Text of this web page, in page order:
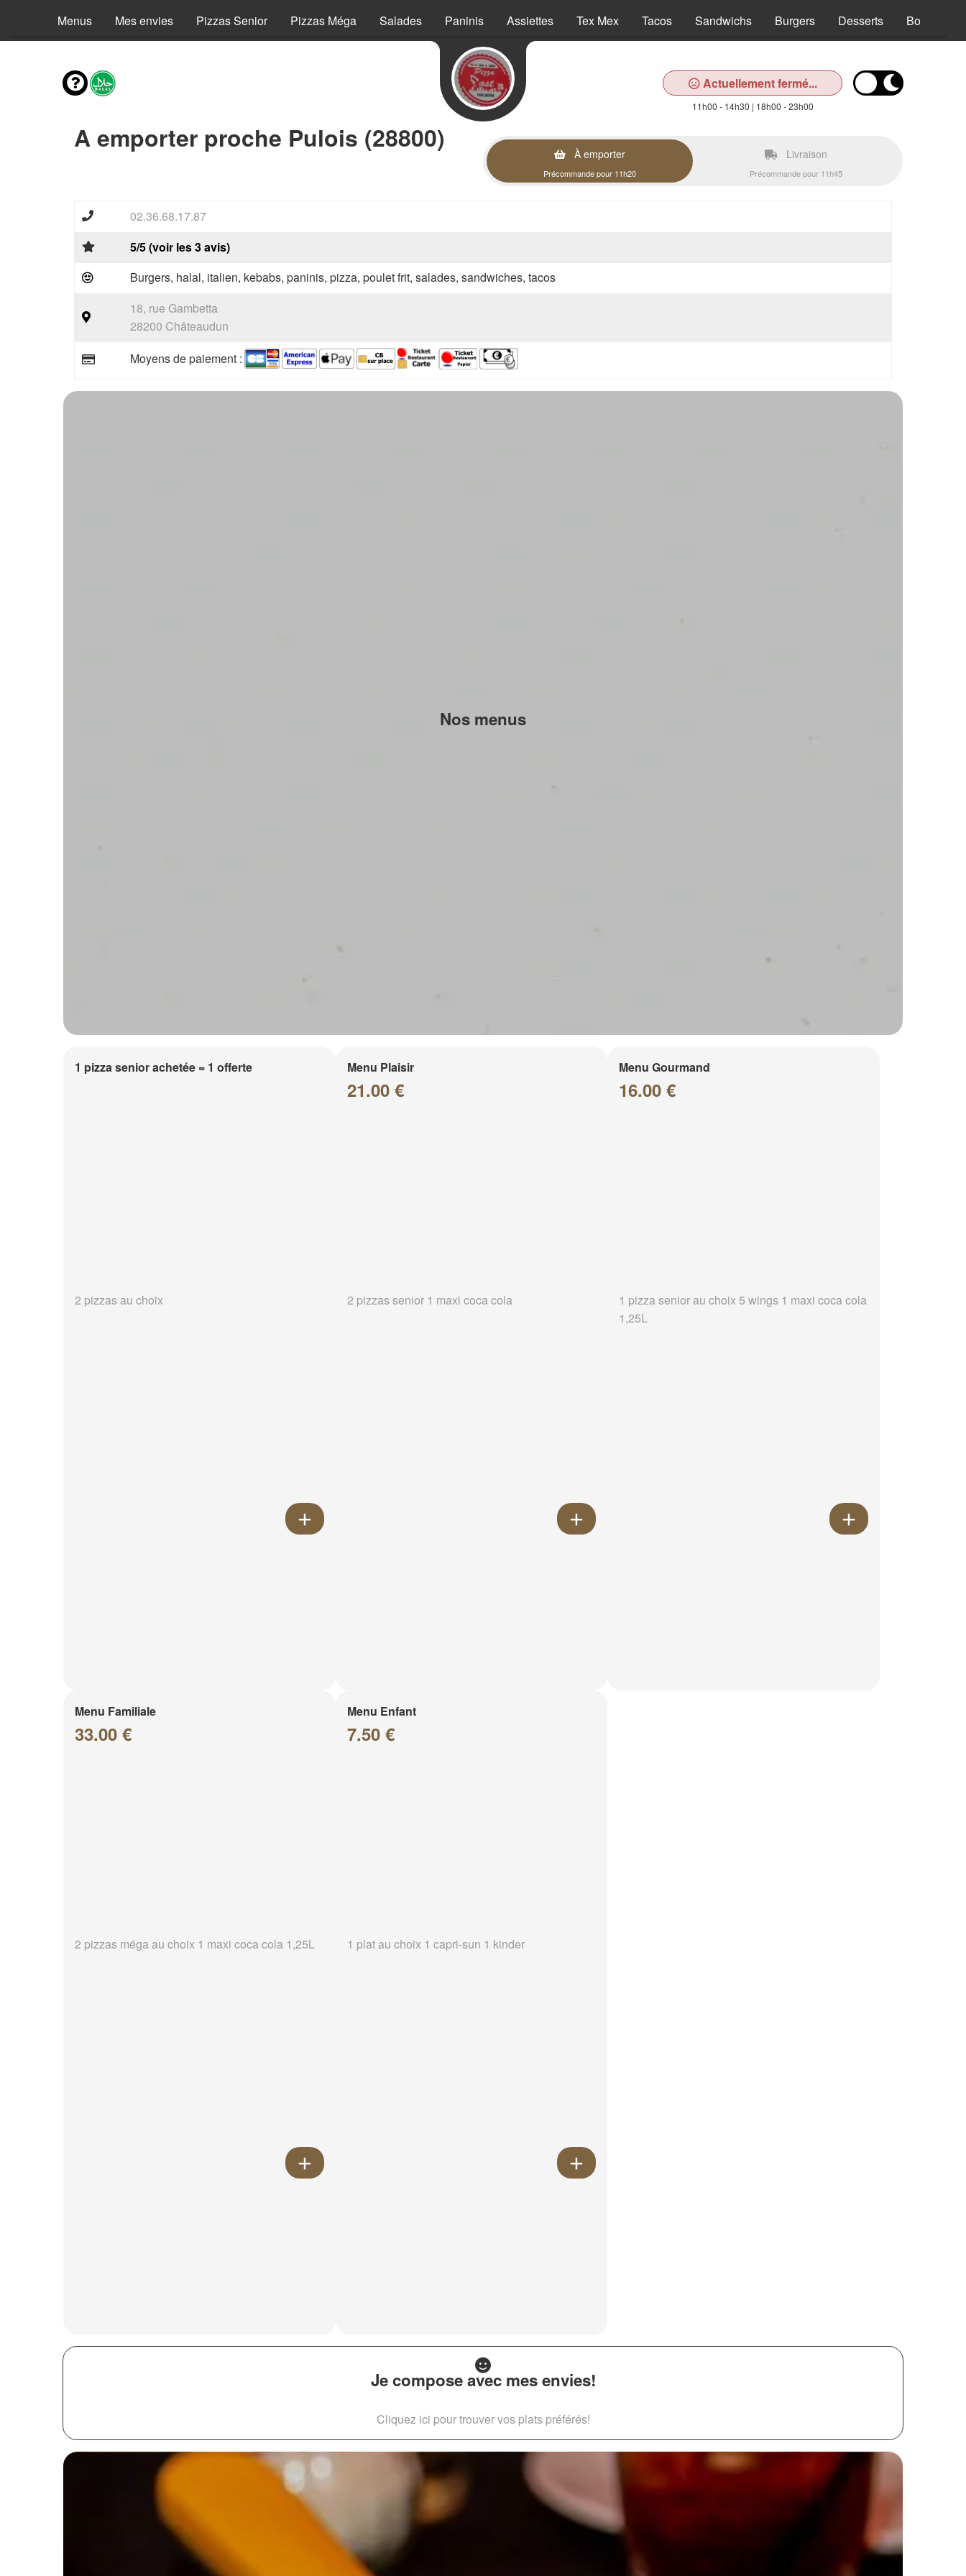
Menus Mes envies Pizzas Senior Pizzas Méga Salades Paninis Assiettes Tex Mex Tacos Sandwichs Burgers Desserts Boissons
Actuellement fermé...
11h00 - 14h30 | 18h00 - 23h00
A emporter proche Pulois (28800) À emporter
Précommande pour 11h20
Livraison
Précommande pour 11h45
02.36.68.17.87
5/5 (voir les 3 avis)
Burgers, halal, italien, kebabs, paninis, pizza, poulet frit, salades, sandwiches, tacos
18, rue Gambetta
28200 Châteaudun
Moyens de paiement :
Nos menus
1 pizza senior achetée = 1 offerte
2 pizzas au choix
Menu Plaisir
21.00 €
2 pizzas senior 1 maxi coca cola
Menu Gourmand
16.00 €
1 pizza senior au choix 5 wings 1 maxi coca cola
1,25L
Menu Familiale
33.00 €
2 pizzas méga au choix 1 maxi coca cola 1,25L
Menu Enfant
7.50 €
1 plat au choix 1 capri-sun 1 kinder
Je compose avec mes envies!
Cliquez ici pour trouver vos plats préférés!